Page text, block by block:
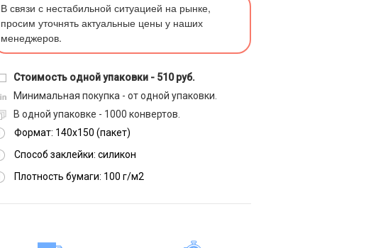
В связи с нестабильной ситуацией на рынке,
просим уточнять актуальные цены у наших
менеджеров.
Стоимость одной упаковки - 510 руб.
Минимальная покупка - от одной упаковки.
В одной упаковке - 1000 конвертов.
Формат: 140х150 (пакет)
Способ заклейки: силикон
Плотность бумаги: 100 г/м2